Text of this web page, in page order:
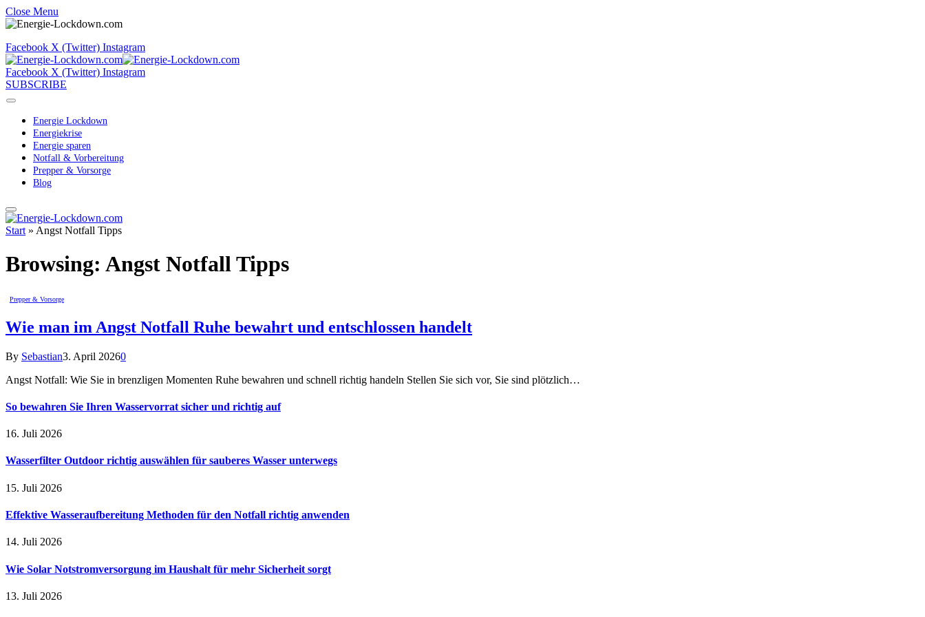
Close Menu
Facebook X (Twitter) Instagram
Facebook X (Twitter) Instagram
SUBSCRIBE
Energie Lockdown
Energiekrise
Energie sparen
Notfall & Vorbereitung
Prepper & Vorsorge
Blog
Start » Angst Notfall Tipps
Browsing: Angst Notfall Tipps
Prepper & Vorsorge
Wie man im Angst Notfall Ruhe bewahrt und entschlossen handelt
By Sebastian3. April 20260
Angst Notfall: Wie Sie in brenzligen Momenten Ruhe bewahren und schnell richtig handeln Stellen Sie sich vor, Sie sind plötzlich…
So bewahren Sie Ihren Wasservorrat sicher und richtig auf
16. Juli 2026
Wasserfilter Outdoor richtig auswählen für sauberes Wasser unterwegs
15. Juli 2026
Effektive Wasseraufbereitung Methoden für den Notfall richtig anwenden
14. Juli 2026
Wie Solar Notstromversorgung im Haushalt für mehr Sicherheit sorgt
13. Juli 2026